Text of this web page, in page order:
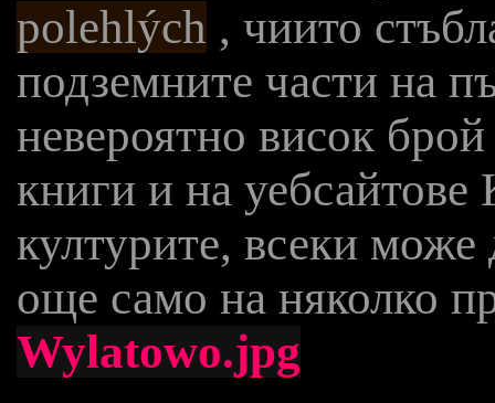
polehlých , чиито
подземните части на
невероятно висок
книги и на уебсайтове
културите, всеки може
още само на няколко
Wylatowo.jpg